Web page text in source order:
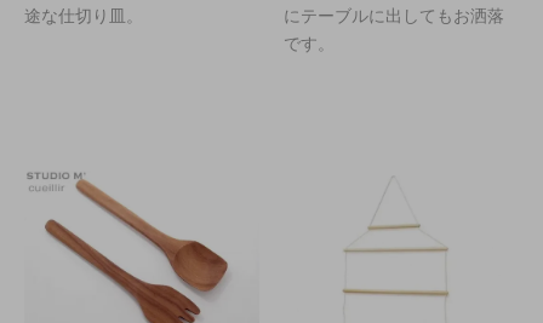
途な仕切り皿。
にテーブルに出してもお洒落
です。